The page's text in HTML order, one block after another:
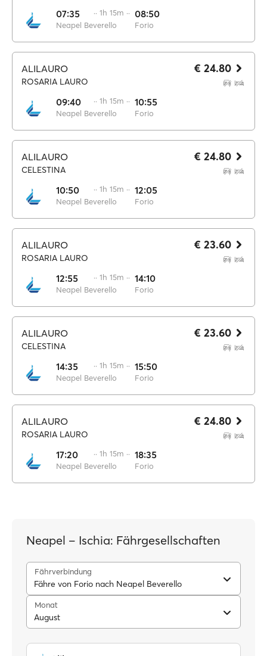
07:35
Neapel Beverello
·· 1h 15m ·· 08:50
Forio
ALILAURO
ROSARIA LAURO
09:40
Neapel Beverello
·· 1h 15m ·· 10:55
Forio
€ 24.80
ALILAURO
CELESTINA
10:50
Neapel Beverello
·· 1h 15m ·· 12:05
Forio
€ 24.80
ALILAURO
ROSARIA LAURO
12:55
Neapel Beverello
·· 1h 15m ·· 14:10
Forio
€ 23.60
ALILAURO
CELESTINA
14:35
Neapel Beverello
·· 1h 15m ·· 15:50
Forio
€ 23.60
ALILAURO
ROSARIA LAURO
17:20
Neapel Beverello
·· 1h 15m ·· 18:35
Forio
€ 24.80
Neapel – Ischia: Fährgesellschaften
Fährverbindung
Fähre von Forio nach Neapel Beverello
Monat
August